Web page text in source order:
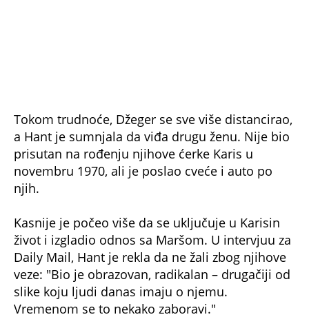
Bjanka je još na dan venčanja znala da brak neće uspeti
foto: Universal Archive/Universal Images Group / Universal images group / Profimedia
Džeri Hol
Iako su ostali u braku godinama, oboje su imali
paralelne veze. Bjanka je priznala da je imala
kratku romansu s glumcem Rajanom O’Nilom,
dok je Mik 1976. upoznao manekenku Džeri Hol,
tada verenu za pevača Brajana Ferija. Vezu su
započeli u tajnosti 1977, a ubrzo nakon toga,